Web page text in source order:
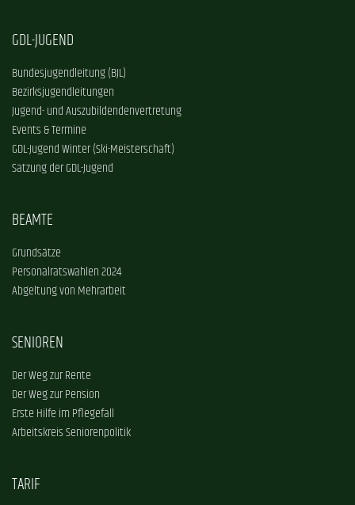
GDL-JUGEND
Bundesjugendleitung (BJL)
Bezirksjugendleitungen
Jugend- und Auszubildendenvertretung
Events & Termine
GDL-Jugend Winter (Ski-Meisterschaft)
Satzung der GDL-Jugend
BEAMTE
Grundsätze
Personalratswahlen 2024
Abgeltung von Mehrarbeit
SENIOREN
Der Weg zur Rente
Der Weg zur Pension
Erste Hilfe im Pflegefall
Arbeitskreis Seniorenpolitik
TARIF